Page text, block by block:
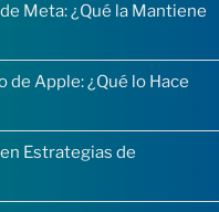
Meta: ¿Qué la Mantiene
Apple: ¿Qué lo Hace
Estrategias de